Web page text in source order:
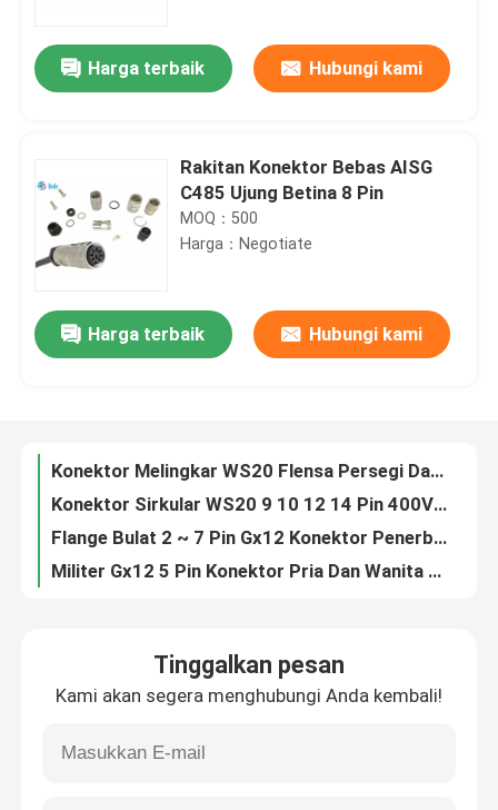
Produk
Tentang kita
Hubungi kami
Berita
Harga terbaik Hubungi kami
Rakitan Konektor Bebas AISG
C485 Ujung Betina 8 Pin
MOQ：500
Harga：Negotiate
Harga terbaik Hubungi kami
Konektor Melingkar WS20 Flensa Persegi Dan Penutup Debu Dengan 2 3 4 Pin 500V 25A
Konektor Sirkular WS20 9 10 12 14 Pin 400V 5A Dengan Flange Persegi Dan Penutup Debu
Flange Bulat 2 ~ 7 Pin Gx12 Konektor Penerbangan 3A 200V Untuk Pemasangan Panel
Militer Gx12 5 Pin Konektor Pria Dan Wanita Docking 2 3 4 5 6 7 Pin 3A 200V
Konektor Kabel Kontrol RET Pemasangan Flensa 8 Pin Wanita AISG C485 Gaya A4
Tinggalkan pesan
Kami akan segera menghubungi Anda kembali!